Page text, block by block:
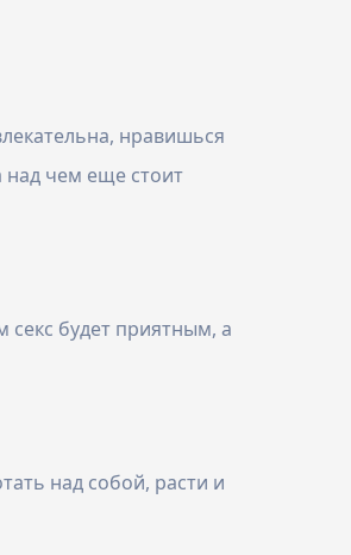
нравишься
над чем еще стоит
будет приятным, а
над собой, расти и